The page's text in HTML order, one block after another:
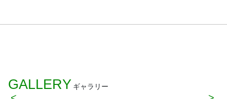
ギャラリー
GALLERY